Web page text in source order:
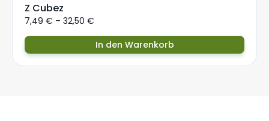
Z Cubez
7,49 € – 32,50 €
In den Warenkorb